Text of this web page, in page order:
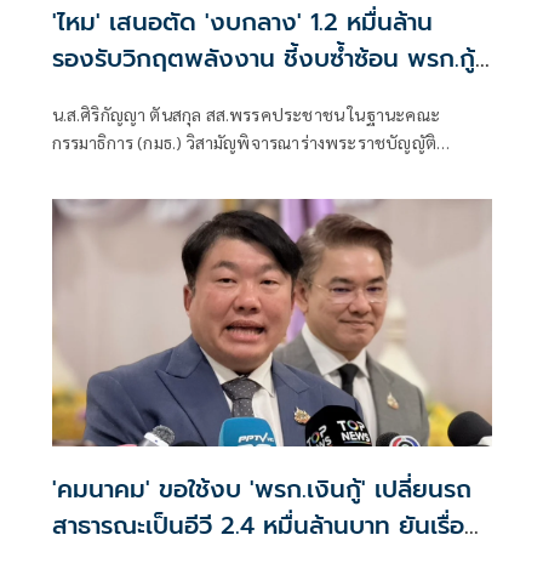
'ไหม' เสนอตัด 'งบกลาง' 1.2 หมื่นล้าน
รองรับวิกฤตพลังงาน ชี้งบซ้ำซ้อน พรก.กู้
น.ส.ศิริกัญญา ตันสกุล สส.พรรคประชาชน ในฐานะคณะ
กรรมาธิการ (กมธ.) วิสามัญพิจารณาร่างพระราชบัญญัติ
กล่าวถึงการพิจารณาในกมธ. วันนี้ ว่า มีการพิจารณาในส่วนงบ
ประมาณกลาง
'คมนาคม' ขอใช้งบ 'พรก.เงินกู้' เปลี่ยนรถ
สาธารณะเป็นอีวี 2.4 หมื่นล้านบาท ยันเรื่อง